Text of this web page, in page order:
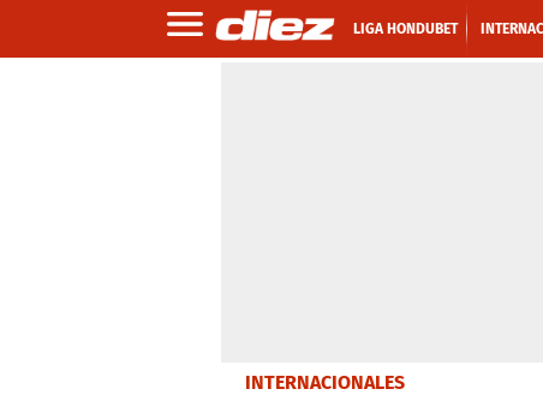
LIGA HONDUBET
INTERNACIONALES